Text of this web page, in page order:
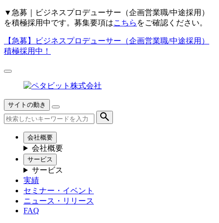
▼ 急募｜ビジネスプロデューサー（企画営業職/中途採用）
を積極採用中です。募集要項はこちら をご確認ください。
【急募】
ビジネスプロデューサー（企画営業職/中途採用）
積極採用中！
サイトの動き
会社概要
会社概要
サービス
サービス
実績
セミナー・イベント
ニュース・リリース
FAQ